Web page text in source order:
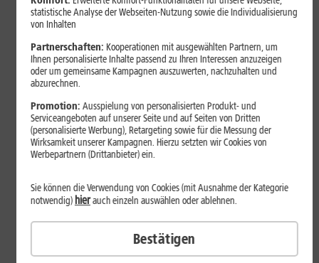
Eine Smartwatch macht Belastung, Tempo und Trainingsablauf
sichtbar. Erfahre, wie Du Pulsmessung, Herzfrequenzzonen, GPS,
keine medizinische Beurteilung ersetzen.
Mehr erfahren
statistische Analyse der Webseiten-Nutzung sowie die Individualisierung
von Inhalten
Partnerschaften: Kooperationen mit ausgewählten Partnern, um
Ihnen personalisierte Inhalte passend zu Ihren Interessen anzuzeigen
oder um gemeinsame Kampagnen auszuwerten, nachzuhalten und
abzurechnen.
Promotion: Ausspielung von personalisierten Produkt- und
Serviceangeboten auf unserer Seite und auf Seiten von Dritten
(personalisierte Werbung), Retargeting sowie für die Messung der
Wirksamkeit unserer Kampagnen. Hierzu setzten wir Cookies von
Werbepartnern (Drittanbieter) ein.
Sie können die Verwendung von Cookies (mit Ausnahme der Kategorie
notwendig) hierauch einzeln auswählen oder ablehnen.
Bestätigen